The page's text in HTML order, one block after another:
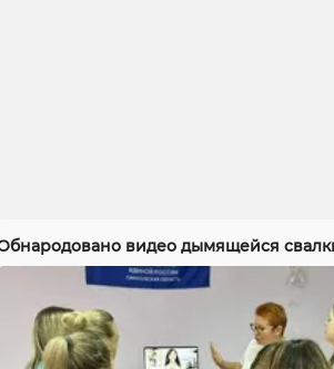
видео дымящейся